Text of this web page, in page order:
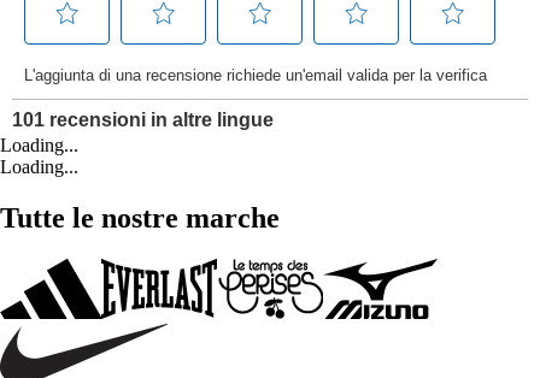
Loading...
Loading...
Tutte le nostre marche